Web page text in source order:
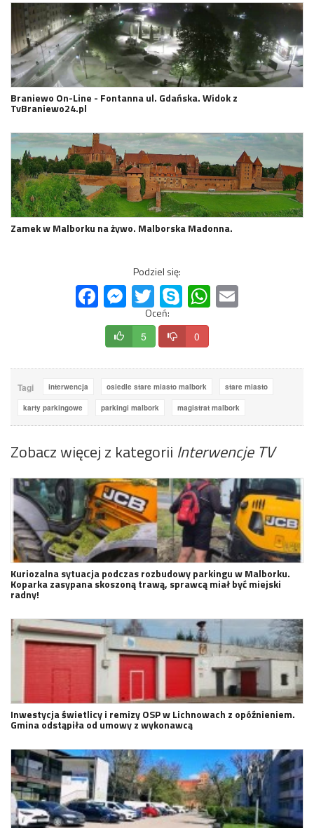
Braniewo On-Line - Fontanna ul. Gdańska. Widok z
TvBraniewo24.pl
Zamek w Malborku na żywo. Malborska Madonna.
Podziel się:
FacebookMessenger
Twitter Skype WhatsApp
Oceń:
5 0
Tagi interwencja osiedle stare miasto malbork stare miasto
karty parkingowe parkingi malbork magistrat malbork
Zobacz więcej z kategorii Interwencje TV
Kuriozalna sytuacja podczas rozbudowy parkingu w Malborku.
Koparka zasypana skoszoną trawą, sprawcą miał być miejski
radny!
Inwestycja świetlicy i remizy OSP w Lichnowach z opóźnieniem.
Gmina odstąpiła od umowy z wykonawcą